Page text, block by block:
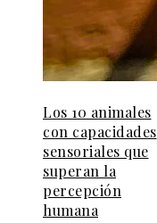
Los 10 animales
con capacidades
sensoriales que
superan la
percepción
humana